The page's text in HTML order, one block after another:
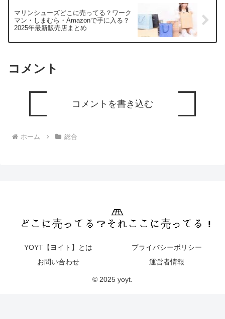
マリンシューズどこに売ってる？ワーク
マン・しまむら・Amazonで手に入る？
2025年最新販売店まとめ
コメント
コメントを書き込む
ホーム 総合
YOYT【ヨイト】とは
プライバシーポリシー
お問い合わせ
運営者情報
© 2025 yoyt.